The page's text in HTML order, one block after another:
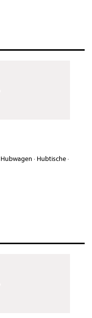
Hubwagen · Hubtische·